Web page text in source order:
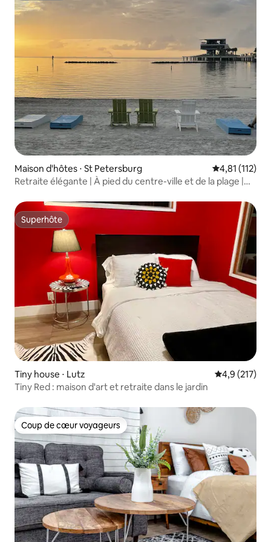
Maison d'hôtes ⋅ St Petersburg Évaluation
4,81 (112)
Retraite élégante | À pied du centre-ville et de la plage |
Superhôte
Superhôte
Tiny house ⋅ Lutz Évaluation
4,9 (217)
Tiny Red : maison d'art et retraite dans le jardin
Coup de cœur voyageurs
Coup de cœur voyageurs